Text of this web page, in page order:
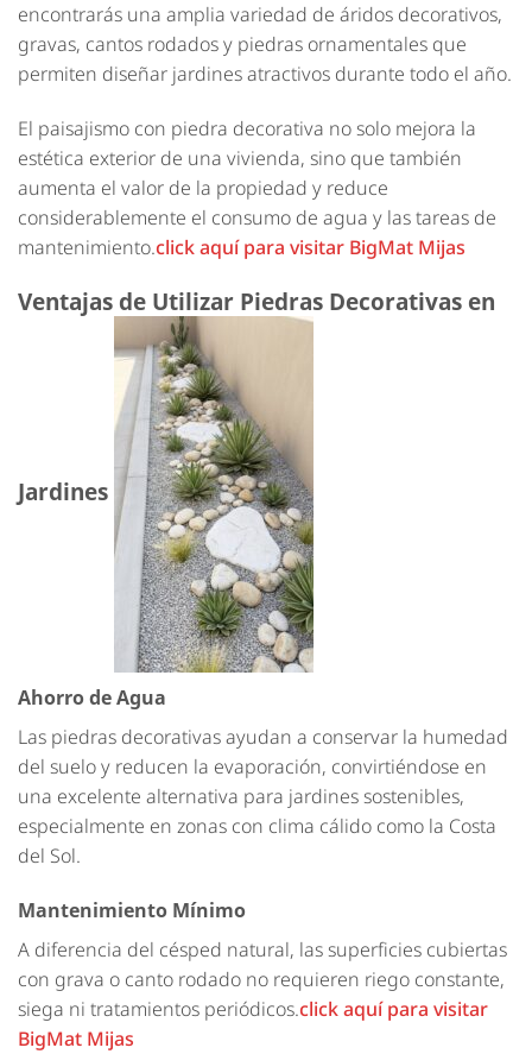
encontrarás una amplia variedad de áridos decorativos,
gravas, cantos rodados y piedras ornamentales que
permiten diseñar jardines atractivos durante todo el año.
El paisajismo con piedra decorativa no solo mejora la
estética exterior de una vivienda, sino que también
aumenta el valor de la propiedad y reduce
considerablemente el consumo de agua y las tareas de
mantenimiento.click aquí para visitar BigMat Mijas
Ventajas de Utilizar Piedras Decorativas en
Jardines
Ahorro de Agua
Las piedras decorativas ayudan a conservar la humedad
del suelo y reducen la evaporación, convirtiéndose en
una excelente alternativa para jardines sostenibles,
especialmente en zonas con clima cálido como la Costa
del Sol.
Mantenimiento Mínimo
A diferencia del césped natural, las superficies cubiertas
con grava o canto rodado no requieren riego constante,
siega ni tratamientos periódicos.click aquí para visitar
BigMat Mijas